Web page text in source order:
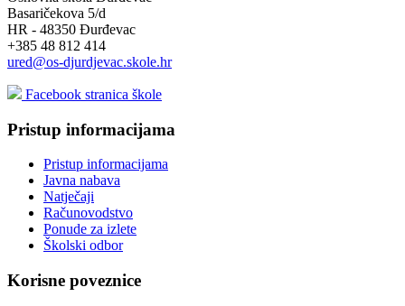
Basaričekova 5/d
HR - 48350 Đurđevac
+385 48 812 414
ured@os-djurdjevac.skole.hr
Facebook stranica škole
Pristup informacijama
Pristup informacijama
Javna nabava
Natječaji
Računovodstvo
Ponude za izlete
Školski odbor
Korisne poveznice